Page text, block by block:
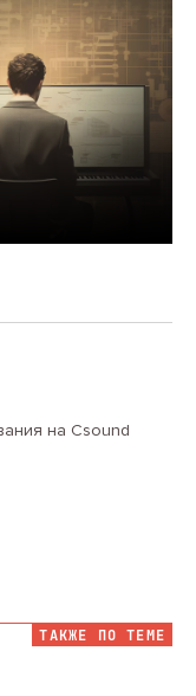
на Csound
ТАКЖЕ ПО ТЕМЕ